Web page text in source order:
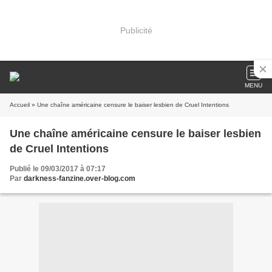
Publicité
MENU
Accueil » Une chaîne américaine censure le baiser lesbien de Cruel Intentions
Une chaîne américaine censure le baiser lesbien
de Cruel Intentions
Publié le 09/03/2017 à 07:17
Par darkness-fanzine.over-blog.com